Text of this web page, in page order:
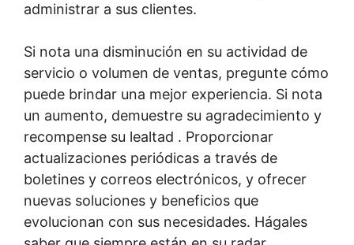
administrar a sus clientes.
Si nota una disminución en su actividad de
servicio o volumen de ventas, pregunte cómo
puede brindar una mejor experiencia. Si nota
un aumento, demuestre su agradecimiento y
recompense su lealtad . Proporcionar
actualizaciones periódicas a través de
boletines y correos electrónicos, y ofrecer
nuevas soluciones y beneficios que
evolucionan con sus necesidades. Hágales